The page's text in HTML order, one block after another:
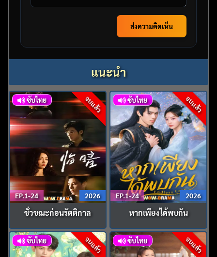
ส่งความคิดเห็น
แนะนำ
จบแล้ว
ซับไทย
EP.1-24 2026
ชั่วขณะก่อนรัตติกาล
จบแล้ว
ซับไทย
EP.1-24 2026
หากเพียงได้พบกัน
จบแล้ว
ซับไทย จบแล้ว
ซับไทย